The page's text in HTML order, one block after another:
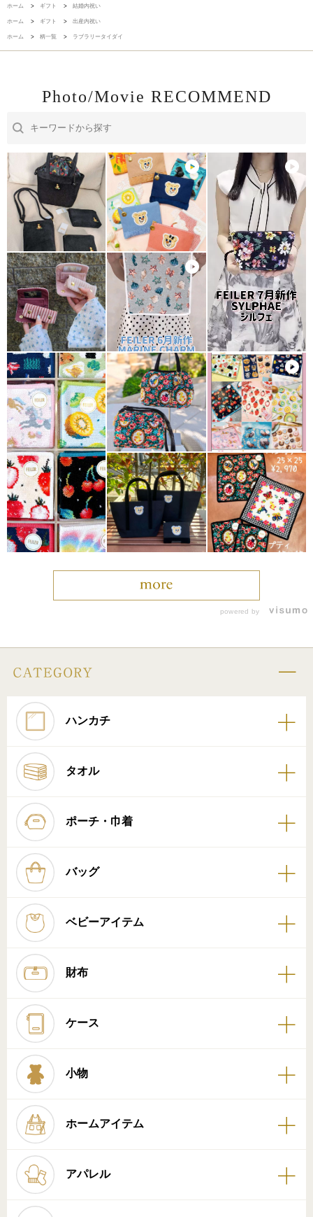
ホーム > ギフト > 結婚内祝い
ホーム > ギフト > 出産内祝い
ホーム > 柄一覧 > ラブラリータイダイ
Photo/Movie RECOMMEND
powered by
ハンカチ
タオル
ポーチ・巾着
バッグ
ベビーアイテム
財布
ケース
小物
ホームアイテム
アパレル